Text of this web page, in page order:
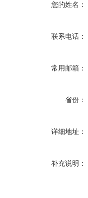
您的姓名：
联系电话：
常用邮箱：
省份：
详细地址：
补充说明：